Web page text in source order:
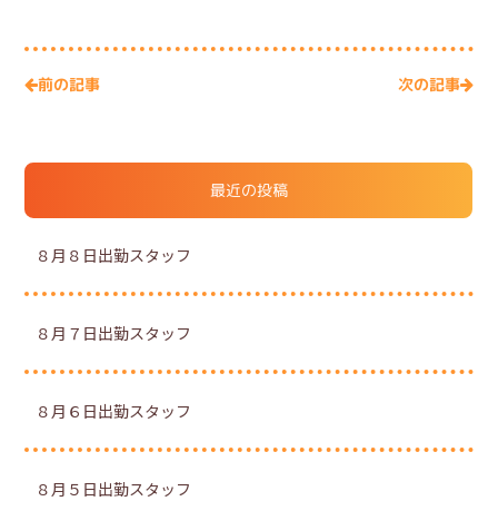
前の記事 次の記事
最近の投稿
８月８日出勤スタッフ
８月７日出勤スタッフ
８月６日出勤スタッフ
８月５日出勤スタッフ